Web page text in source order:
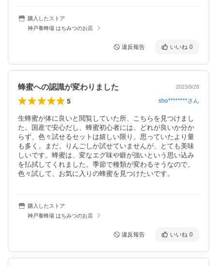
購入したストア
神戸養蜂場 はちみつのお店
違反報告 いいね 0
蜂蜜への認識が変わりました 2023/9/28
5 sho********さん
生蜂蜜が体に良いと閲覧していた所、こちらを見つけまし
た。国産で安心だし、蜂蜜初心者には、どれが良いか分か
らず、色々試せるセットは嬉しい限り。思っていたより量
も多く、まだ、りんごしか試せていませんが、とても美味
しいです。蜂蜜は、変なエグ味や癖が強いという思い込み
を払拭してくれました。季節で種類が変わるそうなので、
色々試して、お気に入りの蜂蜜を見つけたいです。
購入したストア
神戸養蜂場 はちみつのお店
違反報告 いいね 0